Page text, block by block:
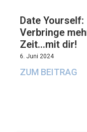
Date Yourself:
Verbringe
Zeit…mit dir!
6. Juni 2024
ZUM BEITRAG